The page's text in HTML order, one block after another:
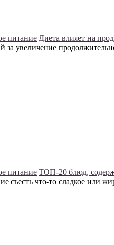
питание Диета влияет на
увеличение
питание ТОП-20 блюд,
съесть что-то сладкое или